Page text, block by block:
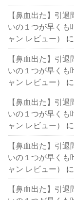
【鼻血出た】引
いの１つが早くも
ャン レビュー）
に
【鼻血出た】引
いの１つが早くも
ャン レビュー）
に
【鼻血出た】引
いの１つが早くも
ャン レビュー）
に
【鼻血出た】引
いの１つが早くも
ャン レビュー）
【鼻血出た】引